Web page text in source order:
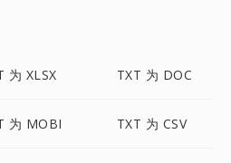
为 XLSX TXT 为 DOC
为 MOBI TXT 为 CSV